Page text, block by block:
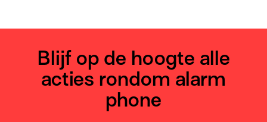
Blijf op de hoogte alle
acties rondom alarm
phone